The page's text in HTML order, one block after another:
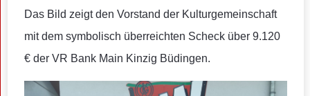
Das Bild zeigt den Vorstand der Kulturgemeinschaft
mit dem symbolisch überreichten Scheck über 9.120
€ der VR Bank Main Kinzig Büdingen.